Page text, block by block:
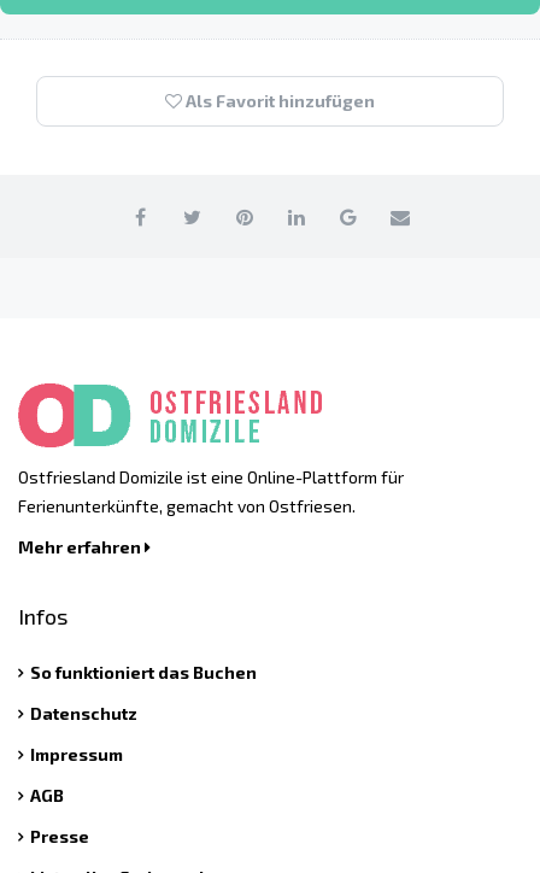
Als Favorit hinzufügen
Ostfriesland Domizile ist eine Online-Plattform für
Ferienunterkünfte, gemacht von Ostfriesen.
Mehr erfahren
Infos
So funktioniert das Buchen
Datenschutz
Impressum
AGB
Presse